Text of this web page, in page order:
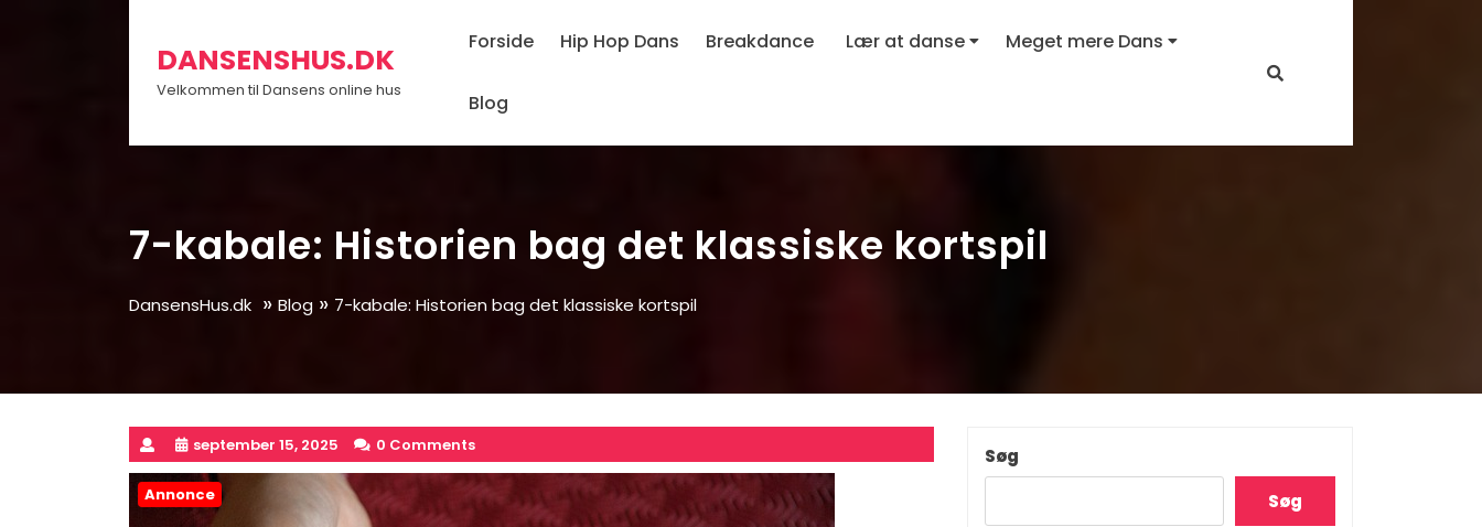
DANSENSHUS.DK
Velkommen til Dansens online hus
Forside Hip Hop Dans Breakdance Lær at danse Meget mere Dans
Blog
7-kabale: Historien bag det klassiske kortspil
DansensHus.dk » Blog » 7-kabale: Historien bag det klassiske kortspil
september 15, 2025 0 Comments
Annonce
Søg
Søg